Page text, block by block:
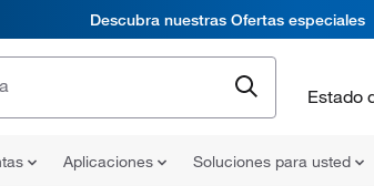
Descubra nuestras Ofertas especiales
Estado
Aplicaciones Soluciones para usted